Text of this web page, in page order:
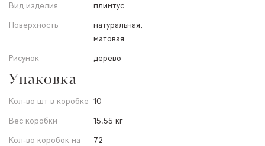
Вид изделия
плинтус
Поверхность
натуральная,
матовая
Рисунок
дерево
Упаковка
Кол-во шт в коробке 10
Вес коробки
15.55 кг
Кол-во коробок на
72